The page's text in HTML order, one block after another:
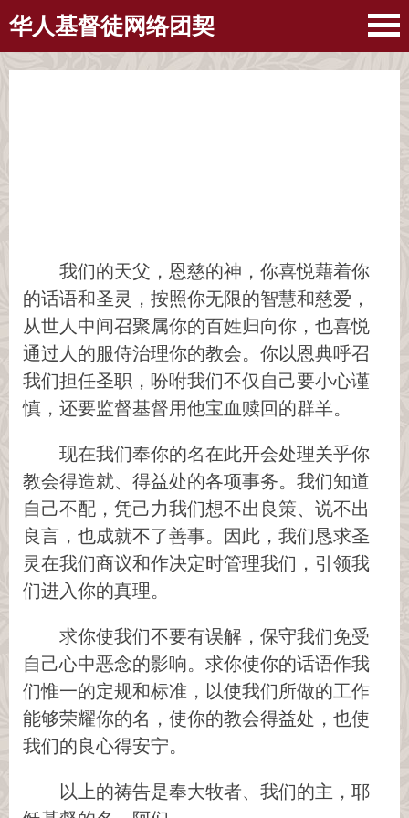
华人基督徒网络团契
我们的天父，恩慈的神，你喜悦藉着你
的话语和圣灵，按照你无限的智慧和慈爱，
从世人中间召聚属你的百姓归向你，也喜悦
通过人的服侍治理你的教会。你以恩典呼召
我们担任圣职，吩咐我们不仅自己要小心谨
慎，还要监督基督用他宝血赎回的群羊。
现在我们奉你的名在此开会处理关乎你
教会得造就、得益处的各项事务。我们知道
自己不配，凭己力我们想不出良策、说不出
良言，也成就不了善事。因此，我们恳求圣
灵在我们商议和作决定时管理我们，引领我
们进入你的真理。
求你使我们不要有误解，保守我们免受
自己心中恶念的影响。求你使你的话语作我
们惟一的定规和标准，以使我们所做的工作
能够荣耀你的名，使你的教会得益处，也使
我们的良心得安宁。
以上的祷告是奉大牧者、我们的主，耶